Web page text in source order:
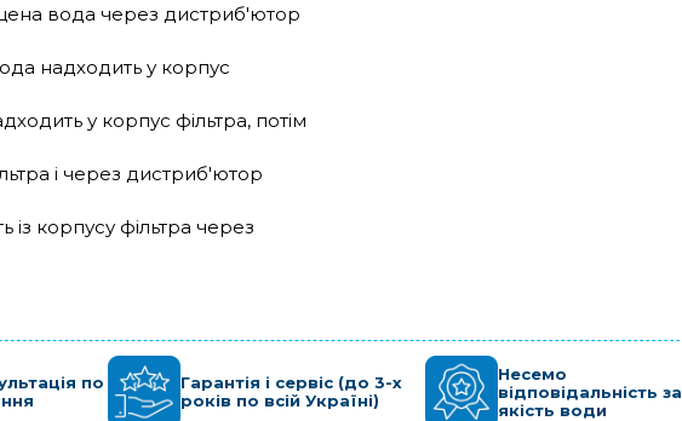
вода через дистриб'ютор
надходить у корпус
у корпус фільтра, потім
і через дистриб'ютор
корпусу фільтра через
по
Гарантія і сервіс (до 3-х
років по всій Україні)
Несемо
відповідальність за
якість води